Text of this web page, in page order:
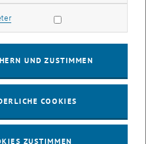
Turin
03
Online, Via Zoom
Marketing Cookies zulassen
UND ZUSTIMMEN
COOKIES
ZUSTIMMEN